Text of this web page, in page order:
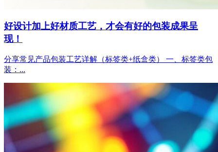
好设计加上好材质工艺，才会有好的包装成果呈
现！
分享常见产品包装工艺详解（标签类+纸盒类） 一、标签类包
装：...